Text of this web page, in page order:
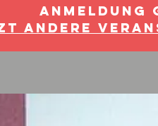
Anmeldung
andere